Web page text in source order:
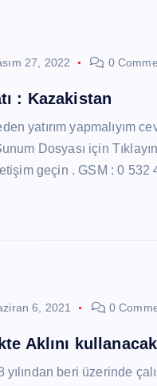
27, 2022 0
: Kazakistan
yatırım yapmalıyım
Dosyası için
geçin . GSM : 0 532
6, 2021 0
Aklını
yılından beri üzerinde